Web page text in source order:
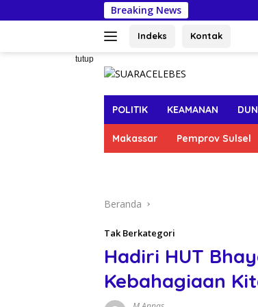
ke
Breaking News
Indeks Kontak
tutup
POLITIK KEAMANAN
Makassar Pemprov Sulsel
Beranda
Tak Berkategori
Hadiri HUT
Kebahagiaan